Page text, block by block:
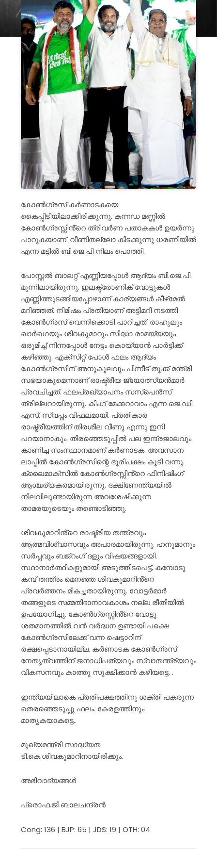
കോൺഗ്രസ് കർണാടകയെ
കൈപ്പിടിയിലാക്കിരിക്കുന്നു. കന്നഡ മണ്ണിൽ
കോൺഗ്രസ്സിൻ്റെ ത്രിവർണ പതാകകൾ ഉയർന്നു
പാറുകയാണ്. വീണിതല്ലോ കിടക്കുന്നു ധരണിയിൽ
എന്ന മട്ടിൽ ബി.ജെ.പി നിലം പൊത്തി.
പോസ്റ്റൽ ബാലറ്റ് എണ്ണിയപ്പോൾ ആദ്യം ബി.ജെ.പി.
മുന്നിലായിരുന്നു. ഇലക്ട്രോണിക് വോട്ടുകൾ
എണ്ണിത്തുടങ്ങിയപ്പോഴാണ് കാര്യങ്ങൾ കീഴ്‌മേൽ
മറിഞ്ഞത്. നിമിഷം പ്രതിയാണ് അട്ടിമറി നടത്തി
കോൺഗ്രസ് വെന്നിക്കൊടി പാറിച്ചത്. രാഹുലും
ഖാർഗെയും ശിവകുമാറും സിദ്ധാ രാമയ്യയും
ഒരുമിച്ച് നിന്നപ്പോൾ നേട്ടം കൊയ്യാൻ പാർട്ടിക്ക്
കഴിഞ്ഞു. എക്സിറ്റ് പോൾ ഫലം ആദ്യം
കോൺഗ്രസിന് അനുകൂലവും പിന്നീട് തൂക്ക് മന്ത്രി
സഭയാകുമെന്നാണ് രാഷ്ട്രീയ ജ്യോത്സ്യൻമാർ
പ്രവചിച്ചത്. ഫലപ്രഖ്യാപനം സസ്പെൻസ്
ത്രില്ലറായിരുന്നു. കിംഗ് മേക്കറാവാം എന്ന ജെ.ഡി.
എസ്. സ്വപ്നം വിഫലമായി. പ്രതികാര
രാഷ്ട്രീയത്തിന് തിരശീല വീണു എന്നു ഇനി
പറയാനാകും. തിരഞ്ഞെടുപ്പിൽ പല ഇന്ദ്രജാലവും
കാണിച്ച സംസ്ഥാനമാണ് കർണാടക. അവസാന
ലാപ്പിൽ കോൺഗ്രസിന്റെ ഭൂരിപക്ഷം കൂടി വന്നു.
ക്ലൈമാക്സിൽ കോൺഗ്രസ്സിൻ്റെ ഫിനിഷിംഗ്
ആശ്ചര്യകരമായിരുന്നു. ദക്ഷിണേന്ത്യയിൽ
നിലവിലുണ്ടായിരുന്ന അവശേഷിക്കുന്ന
താമരയുടെയും തണ്ടൊടിഞ്ഞു.
ശിവകുമാറിൻ്റെ രാഷ്ട്രീയ തന്ത്രവും
ആത്മവിശ്വാസവും അപാരമായിരുന്നു. ഹനുമാനും
സർപ്പവും ബജ്റംഗ് ദളും വിഷയങ്ങളായി.
സ്ഥാനാർത്ഥികളുമായി അടുത്തിടപെട്ട്, കമ്പോടു
കമ്പ് തന്ത്രം മെനഞ്ഞ ശിവകുമാറിൻ്റെ
പ്രവർത്തനം മികച്ചതായിരുന്നു. വോട്ടർമാർ
തങ്ങളുടെ സമ്മതിദാനാവകാശം നല്ല രീതിയിൽ
ഉപയോഗിച്ചു. കോൺഗ്രസ്സിൻ്റെ വോട്ടു
ശതമാനത്തിൽ വൻ വർദ്ധന ഉണ്ടായി.പക്ഷെ
കോൺഗ്രസിലേക്ക് വന്ന ഷെട്ടാറിന്
രക്ഷപ്പെടാനായില്ല. കർണാടക കോൺഗ്രസ്
നേതൃത്വത്തിന് ജനാധിപത്യവും സ്വാതന്ത്ര്യവും
വികസനവും കാത്തു സൂക്ഷിക്കാൻ കഴിയട്ടെ. .
ഇന്ത്യയിലാകെ പ്രതിപക്ഷത്തിനു ശക്തി പകരുന്ന
തെരഞ്ഞെടുപ്പു ഫലം. കേരളത്തിനും
മാതൃകയാകട്ടെ..
മുഖ്യമന്ത്രി സാദ്ധ്യത
ടി.കെ.ശിവകുമാറിനായിരിക്കും.
അഭിവാദ്യങ്ങൾ
പ്രൊഫ.ജി.ബാലചന്ദ്രൻ
Cong: 136 | BJP: 65 | JDS: 19 | OTH: 04